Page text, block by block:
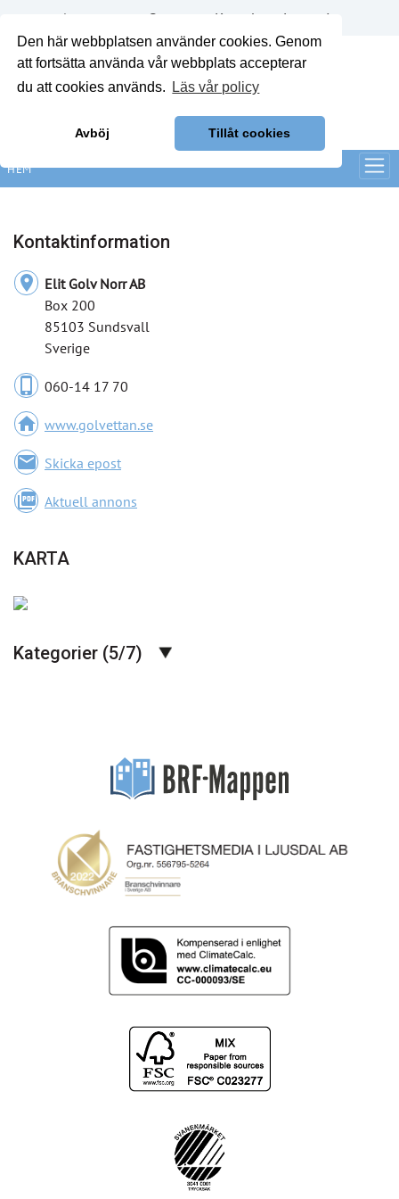
Den här webbplatsen använder cookies. Genom
att fortsätta använda vår webbplats accepterar
du att cookies används.
Läs vår policy
Avböj Tillåt cookies
Annonsera Om oss Kontakt Logga in
HEM
Kontaktinformation
location_on Elit Golv Norr AB
Box 200
85103 Sundsvall
Sverige
phone_iphone 060-14 17 70
home www.golvettan.se
email Skicka epost
picture_as_pdf Aktuell annons
KARTA
Kategorier (5/7)